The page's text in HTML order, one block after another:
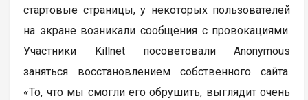
стартовые страницы, у некоторых пользователей
на экране возникали сообщения с провокациями.
Участники Killnet посоветовали Anonymous
заняться восстановлением собственного сайта.
«То, что мы смогли его обрушить, выглядит очень